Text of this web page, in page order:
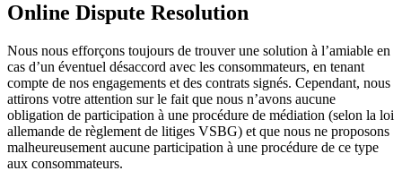
Online Dispute Resolution
Nous nous efforçons toujours de trouver une solution à l’amiable en
cas d’un éventuel désaccord avec les consommateurs, en tenant
compte de nos engagements et des contrats signés. Cependant, nous
attirons votre attention sur le fait que nous n’avons aucune
obligation de participation à une procédure de médiation (selon la loi
allemande de règlement de litiges VSBG) et que nous ne proposons
malheureusement aucune participation à une procédure de ce type
aux consommateurs.